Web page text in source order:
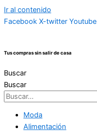
Ir al contenido
Facebook X-twitter Youtube
Tus compras sin salir de casa
Buscar
Buscar
Moda
Alimentación